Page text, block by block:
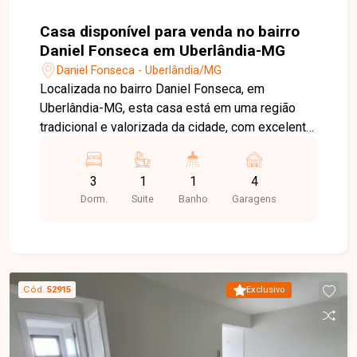
Casa disponível para venda no bairro
Daniel Fonseca em Uberlândia-MG
Daniel Fonseca - Uberlândia/MG
Localizada no bairro Daniel Fonseca, em
Uberlândia-MG, esta casa está em uma região
tradicional e valorizada da cidade, com excelente
principais vias, além de estar próxima a
supermercados, escolas, farmácias, comércios e
diversos serviços, oferecendo praticidade e
área construída. Dispõe de sala ampla, 03
quartos, sendo 01 suíte, 02 quartos com armários
planejados, banheiro social, cozinha com
armários, varandas na frente e nos fundos,
3
Dorm.
1
Suite
1
Banho
4
Garagens
Exclusivo
Cód. 52915